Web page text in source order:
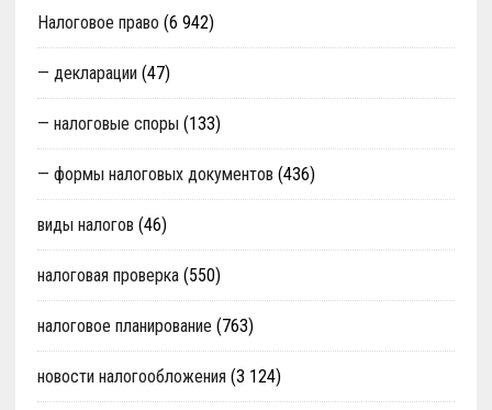
Налоговое право (6 942)
— декларации (47)
— налоговые споры (133)
— формы налоговых документов (436)
виды налогов (46)
налоговая проверка(550)
налоговое планирование (763)
новости налогообложения (3 124)